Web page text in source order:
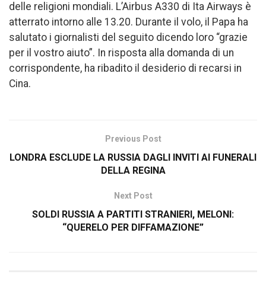
delle religioni mondiali. L’Airbus A330 di Ita Airways è
atterrato intorno alle 13.20. Durante il volo, il Papa ha
salutato i giornalisti del seguito dicendo loro “grazie
per il vostro aiuto”. In risposta alla domanda di un
corrispondente, ha ribadito il desiderio di recarsi in
Cina.
Previous Post
LONDRA ESCLUDE LA RUSSIA DAGLI INVITI AI FUNERALI
DELLA REGINA
Next Post
SOLDI RUSSIA A PARTITI STRANIERI, MELONI:
“QUERELO PER DIFFAMAZIONE”